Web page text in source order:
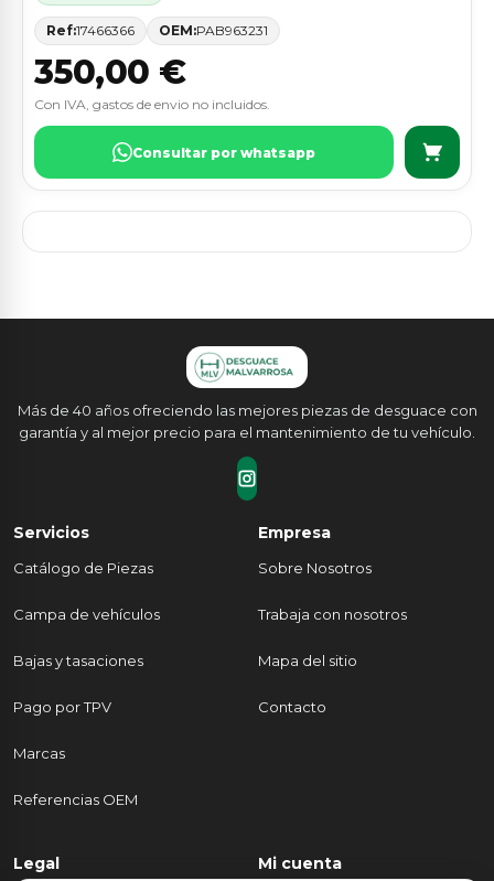
Ref:17466366 OEM:PAB963231
350,00 €
Con IVA, gastos de envio no incluidos.
Consultar por whatsapp
Más de 40 años ofreciendo las mejores piezas de desguace con
garantía y al mejor precio para el mantenimiento de tu vehículo.
Servicios
Catálogo de Piezas
Campa de vehículos
Bajas y tasaciones
Pago por TPV
Marcas
Referencias OEM
Empresa
Sobre Nosotros
Trabaja con nosotros
Mapa del sitio
Contacto
Legal Mi cuenta